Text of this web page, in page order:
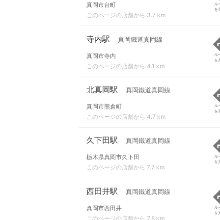
真岡市台町
このページの店舗から 3.7 km
ル
を
寺内駅 真岡鐵道真岡線
真岡市寺内
このページの店舗から 4.1 km
ル
を
北真岡駅 真岡鐵道真岡線
真岡市熊倉町
このページの店舗から 4.7 km
ル
を
久下田駅 真岡鐵道真岡線
栃木県真岡市久下田
このページの店舗から 7.7 km
ル
を
西田井駅 真岡鐵道真岡線
真岡市西田井
このページの店舗から 7.8 km
ル
を